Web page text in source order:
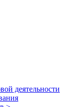
деятельности